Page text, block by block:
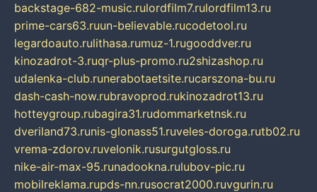
backstage-682-music.rulordfilm7.rulordfilm13.ru
prime-cars63.ruun-believable.rucodetool.ru
legardoauto.rulithasa.rumuz-1.rugooddver.ru
kinozadrot-3.ruqr-plus-promo.ru2shizashop.ru
udalenka-club.runerabotaetsite.rucarszona-bu.ru
dash-cash-now.rubravoprod.rukinozadrot13.ru
hotteygroup.rubagira31.rudommarketnsk.ru
dveriland73.runis-glonass51.ruveles-doroga.rutb02.ru
vrema-zdorov.ruvelonik.rusurgutgloss.ru
nike-air-max-95.runadookna.rulubov-pic.ru
mobilreklama.rupds-nn.rusocrat2000.ruvgurin.ru